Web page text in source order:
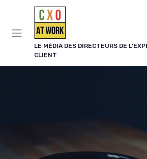
LE MÉDIA DES DIRECTEURS DE
CLIENT
Panneau de gestion des cookies